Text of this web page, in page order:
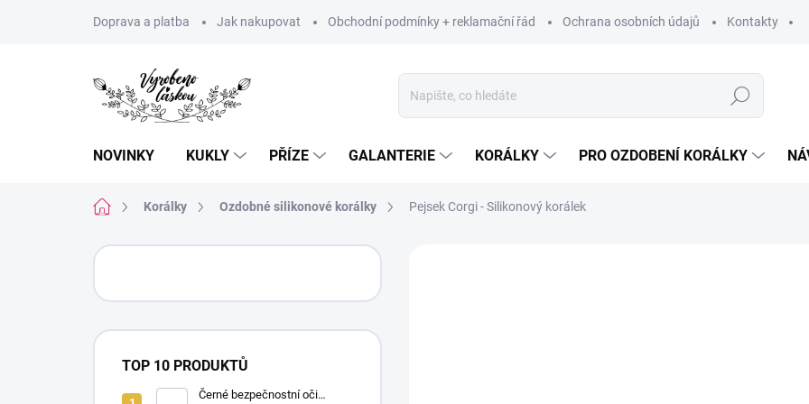
Doprava a platba Jak nakupovat Obchodní podmínky + reklamační řád Ochrana osobních údajů Kontakty
Hledat
NOVINKY KUKLY PŘÍZE GALANTERIE KORÁLKY PRO OZDOBENÍ KORÁLKY
Domů Korálky Ozdobné silikonové korálky Pejsek Corgi - Silikonový korálek
P
s
r
TOP 10 PRODUKTŮ
Černé bezpečnostní oči